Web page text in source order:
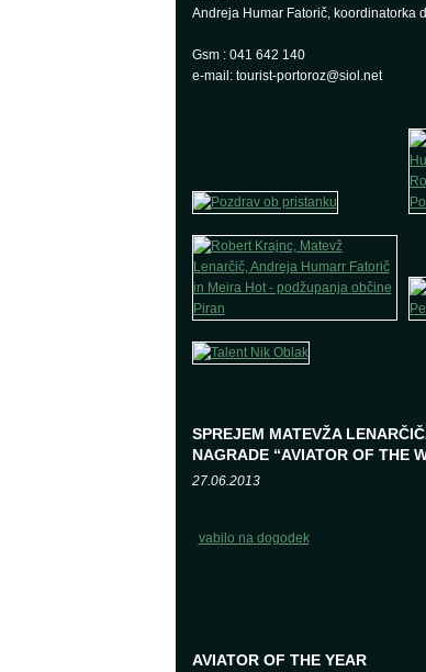
Andreja Humar Fatorič, koordinatorka
Gsm : 041 642 140
e-mail: tourist-portoroz@siol.net
SPREJEM MATEVŽA
NAGRADE “AVIATOR OF THE
27.06.2013
vabilo na dogodek
AVIATOR OF THE YEAR